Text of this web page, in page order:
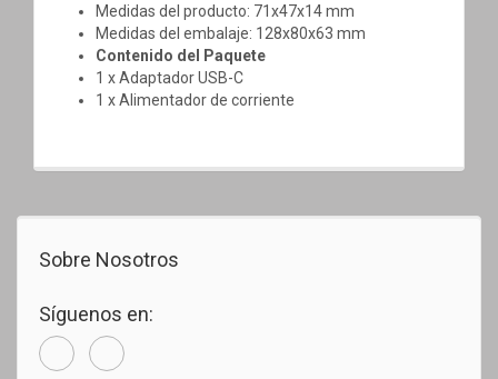
Medidas del producto: 71x47x14 mm
Medidas del embalaje: 128x80x63 mm
Contenido del Paquete
1 x Adaptador USB-C
1 x Alimentador de corriente
Sobre Nosotros
Síguenos en: